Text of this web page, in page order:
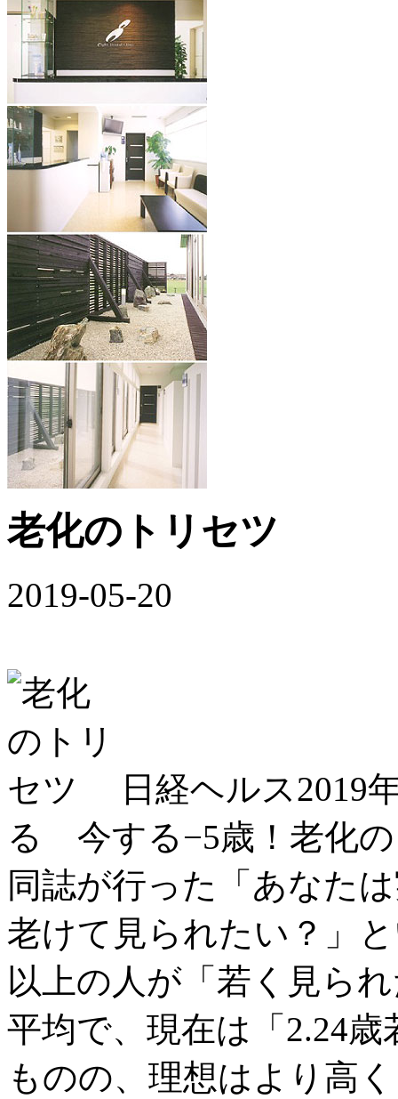
老化のトリセツ
2019-05-20
日経ヘルス2019
る 今する−5歳！老化
同誌が行った「あなた
老けて見られたい？」
以上の人が「若く見ら
平均で、現在は「2.24
ものの、理想はより高